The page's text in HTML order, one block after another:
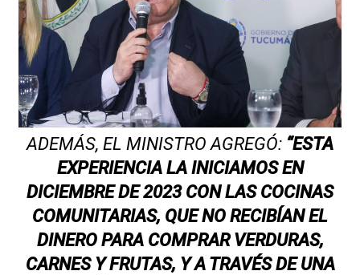
ADEMÁS, EL MINISTRO AGREGÓ: “ESTA
EXPERIENCIA LA INICIAMOS EN
DICIEMBRE DE 2023 CON LAS COCINAS
COMUNITARIAS, QUE NO RECIBÍAN EL
DINERO PARA COMPRAR VERDURAS,
CARNES Y FRUTAS, Y A TRAVÉS DE UNA